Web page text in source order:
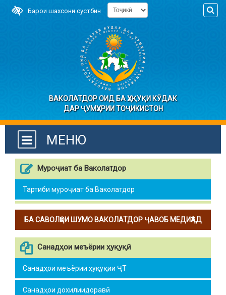
Барои шахсони сустбин
ВАКОЛАТДОР ОИД БА ҲУҚУҚИ КӮДАК
ДАР ҶУМҲУРИИ ТОҶИКИСТОН
МЕНЮ
Муроҷиат ба Ваколатдор
Тартиби муроҷиат ба Ваколатдор
БА САВОЛҲОИ ШУМО ВАКОЛАТДОР ҶАВОБ МЕДИҲАД
Санадҳои меъёрии ҳуқуқӣ
Санадҳои меъёрии ҳуқуқии ҶТ
Санадҳои дохилиидоравӣ